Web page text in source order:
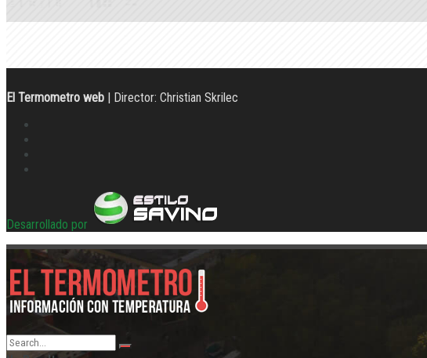
El Termometro web | Director: Christian Skrilec
Desarrollado por